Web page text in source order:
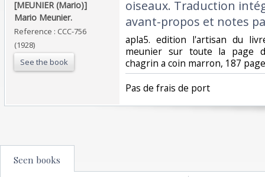
[MEUNIER (Mario)]
Mario Meunier.‎
Reference : CCC-756
(1928)
See the book
oiseaux. Traduction
avant-propos et notes
‎apla5. edition l'artisan du
meunier sur toute la page
chagrin a coin marron, 187
‎Pas de frais de port‎
Seen books